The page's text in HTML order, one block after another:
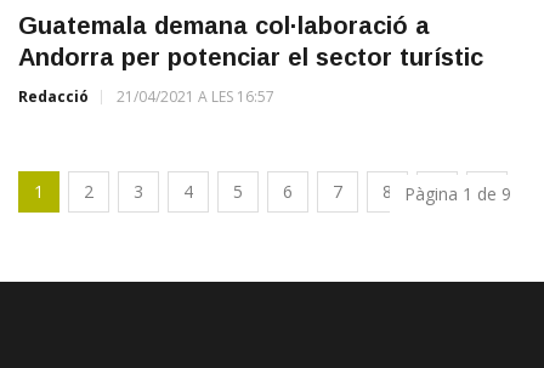
Guatemala demana col·laboració a
Andorra per potenciar el sector turístic
Redacció 21/04/2021 A LES 16:57
1 2 3 4 5 6 7 8 9
Pàgina 1 de 9